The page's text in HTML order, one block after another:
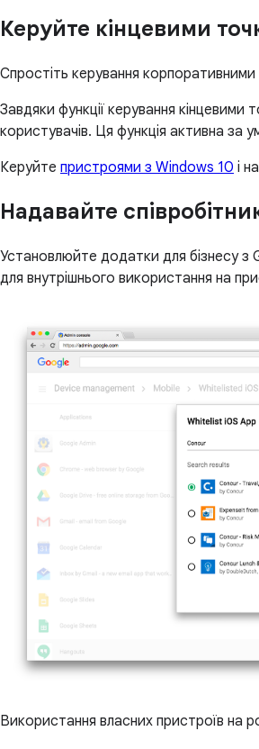
Керуйте кінцевими
Спростіть керування
Завдяки функції керування
користувачів. Ця функція активна за
Керуйте пристроями з Windows 10 і
Надавайте
Установлюйте додатки для бізнесу з
для внутрішнього використання на
Використання власних пристроїв на